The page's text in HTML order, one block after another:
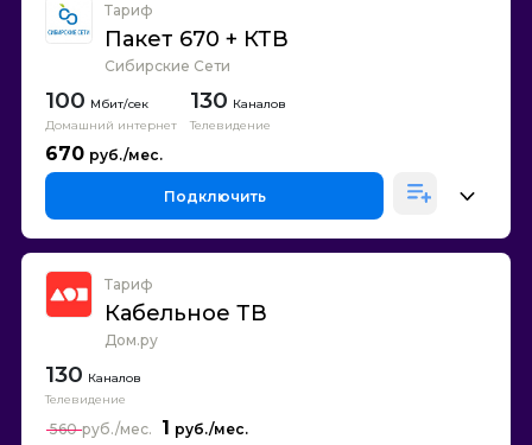
Тариф
Пакет 670 + КТВ
Сибирские Сети
100
Домашний интернет
130 Каналов
Телевидение
670
Подключить
Тариф
Кабельное ТВ
Дом.ру
130 Каналов
Телевидение
1
560